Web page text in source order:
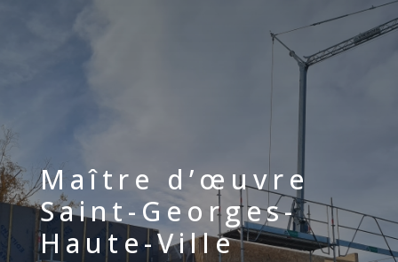
Maître d’œuvre
Saint-Georges-
Haute-Ville